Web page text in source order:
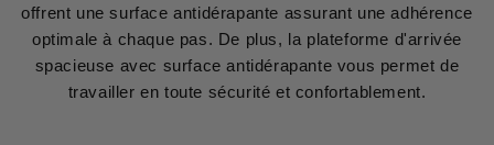
offrent une surface antidérapante assurant une adhérence
optimale à chaque pas. De plus, la plateforme d'arrivée
spacieuse avec surface antidérapante vous permet de
travailler en toute sécurité et confortablement.